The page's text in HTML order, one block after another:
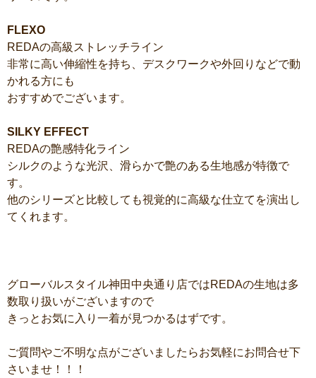
FLEXO
REDAの高級ストレッチライン
非常に高い伸縮性を持ち、デスクワークや外回りなどで動
かれる方にも
おすすめでございます。
SILKY EFFECT
REDAの艶感特化ライン
シルクのような光沢、滑らかで艶のある生地感が特徴で
す。
他のシリーズと比較しても視覚的に高級な仕立てを演出し
てくれます。
グローバルスタイル神田中央通り店ではREDAの生地は多
数取り扱いがございますので
きっとお気に入り一着が見つかるはずです。
ご質問やご不明な点がございましたらお気軽にお問合せ下
さいませ！！！